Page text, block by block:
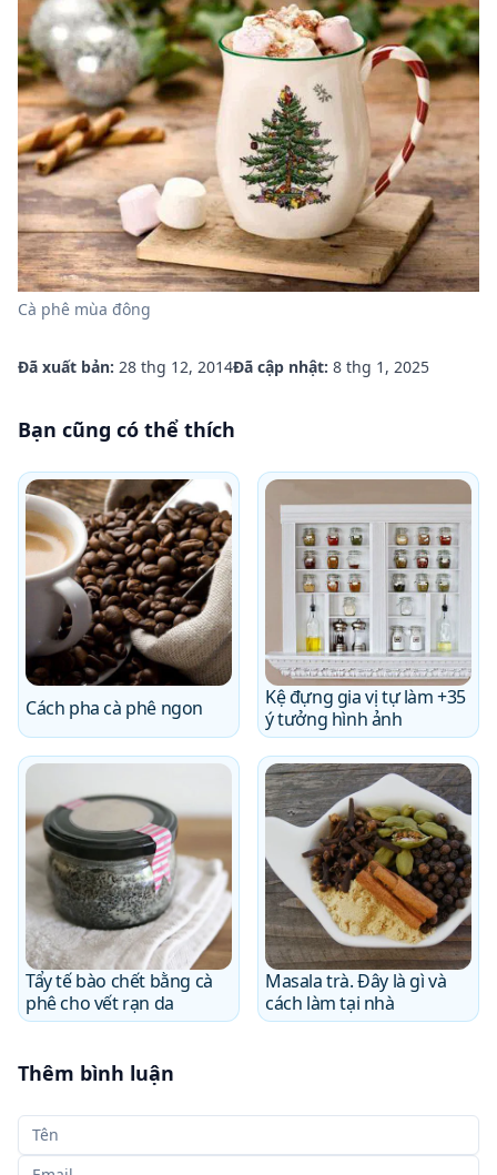
Cà phê mùa đông
Đã xuất bản: 28 thg 12, 2014Đã cập nhật: 8 thg 1, 2025
Bạn cũng có thể thích
Cách pha cà phê ngon
Kệ đựng gia vị tự làm +35
ý tưởng hình ảnh
Tẩy tế bào chết bằng cà
phê cho vết rạn da
Masala trà. Đây là gì và
cách làm tại nhà
Thêm bình luận
Tên của bạn
Email của bạn